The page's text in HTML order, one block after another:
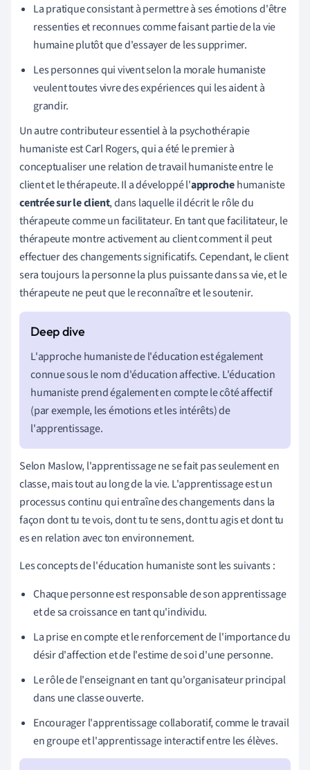
La pratique consistant à permettre à ses émotions d'être
ressenties et reconnues comme faisant partie de la vie
humaine plutôt que d'essayer de les supprimer.
Les personnes qui vivent selon la morale humaniste
veulent toutes vivre des expériences qui les aident à
grandir.
Un autre contributeur essentiel à la psychothérapie
humaniste est Carl Rogers, qui a été le premier à
conceptualiser une relation de travail humaniste entre le
client et le thérapeute. Il a développé l'approchehumaniste
centrée sur le client, dans laquelle il décrit le rôle du
thérapeute comme un facilitateur. En tant que facilitateur, le
thérapeute montre activement au client comment il peut
effectuer des changements significatifs. Cependant, le client
sera toujours la personne la plus puissante dans sa vie, et le
thérapeute ne peut que le reconnaître et le soutenir.
L'approche humaniste de l'éducation est également
connue sous le nom d'éducation affective. L'éducation
humaniste prend également en compte le côté affectif
(par exemple, les émotions et les intérêts) de
l'apprentissage.
Selon Maslow, l'apprentissage ne se fait pas seulement en
classe, mais tout au long de la vie. L'apprentissage est un
processus continu qui entraîne des changements dans la
façon dont tu te vois, dont tu te sens, dont tu agis et dont tu
es en relation avec ton environnement.
Les concepts de l'éducation humaniste sont les suivants :
Chaque personne est responsable de son apprentissage
et de sa croissance en tant qu'individu.
La prise en compte et le renforcement de l'importance du
désir d'affection et de l'estime de soi d'une personne.
Le rôle de l'enseignant en tant qu'organisateur principal
dans une classe ouverte.
Encourager l'apprentissage collaboratif, comme le travail
en groupe et l'apprentissage interactif entre les élèves.